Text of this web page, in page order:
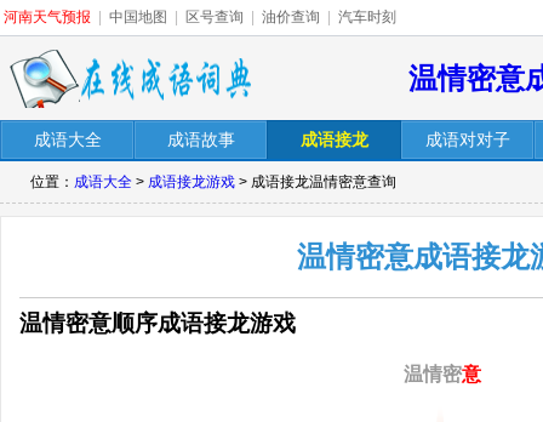
河南天气预报 中国地图 区号查询 油价查询 汽车时刻
温情密意
成语大全 成语故事 成语接龙 成语对对子
位置： 成语大全 > 成语接龙游戏 > 成语接龙温情密意查询
温情密意成语接龙
温情密意顺序成语接龙游戏
温情密意